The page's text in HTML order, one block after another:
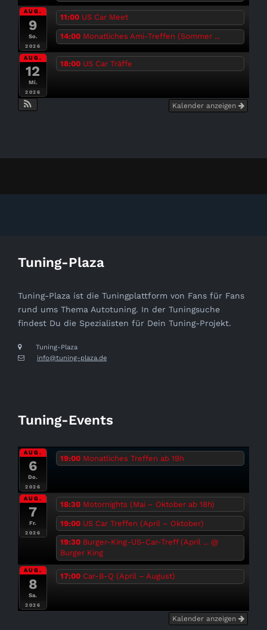
AUG.
9
So.
2026
11:00 US Car Meet
14:00 Monatliches Ami-Treffen (Sommer ...
AUG.
12
Mi.
2026
18:00 US Car Träffe
Kalender anzeigen
Tuning-Plaza
Tuning-Plaza ist die Tuningplattform von Fans für Fans
rund ums Thema Autotuning. In der Tuningsuche
findest Du die Spezialisten für Dein Tuning-Projekt.
Tuning-Plaza
info@tuning-plaza.de
Tuning-Events
AUG.
6
Do.
2026
19:00 Monatliches Treffen ab 19h
AUG.
7
Fr.
2026
18:30 Motornights (Mai – Oktober ab 18h)
19:00 US Car Treffen (April – Oktober)
19:30 Burger-King-US-Car-Treff (April ... @
Burger King
AUG.
8
Sa.
2026
17:00 Car-B-Q (April – August)
Kalender anzeigen